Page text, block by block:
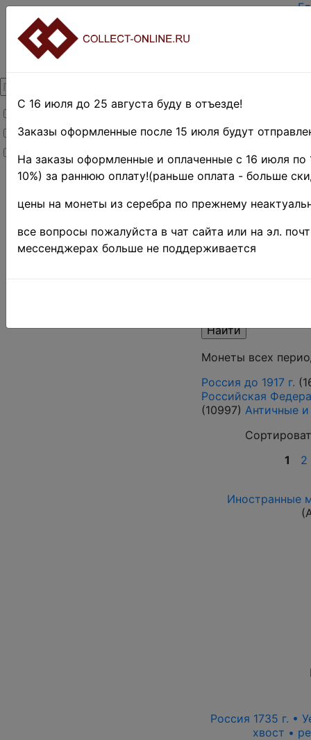
Товары со скидкой
Товары в наличии
Новинки
Главная
»
Монеты
Поиск в
Монеты всех
Россия до 1917 г.
Российская
(10997) Античные и
1
2
Иностранные
Россия 1735 г. •
хвост •
С 16 июля до 25 августа буду в отъезде!
Заказы оформленные после 15 июля будут
На заказы оформленные и оплаченные с 16 июля по
10%) за раннюю оплату!(раньше оплата - больше
цены на монеты из серебра по прежнему
все вопросы пожалуйста в чат сайта или на эл.
мессенджерах больше не поддерживается